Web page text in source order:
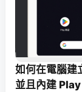
如何在電腦建
並且內建